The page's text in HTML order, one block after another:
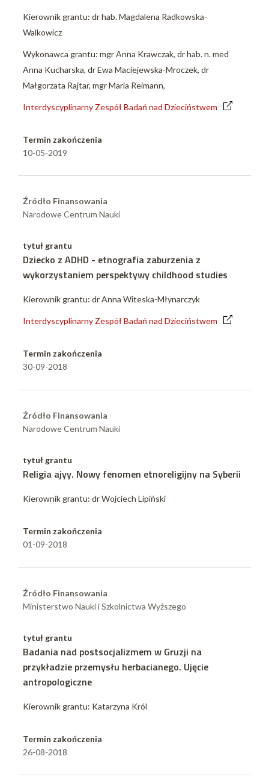
Kierownik grantu: dr hab. Magdalena Radkowska-
Walkowicz
Wykonawca grantu: mgr Anna Krawczak, dr hab. n. med
Anna Kucharska, dr Ewa Maciejewska-Mroczek, dr
Małgorzata Rajtar, mgr Maria Reimann,
Interdyscyplinarny Zespół Badań nad Dzieciństwem
Termin zakończenia
10-05-2019
Źródło Finansowania
Narodowe Centrum Nauki
tytuł grantu
Dziecko z ADHD - etnografia zaburzenia z
wykorzystaniem perspektywy childhood studies
Kierownik grantu: dr Anna Witeska-Młynarczyk
Interdyscyplinarny Zespół Badań nad Dzieciństwem
Termin zakończenia
30-09-2018
Źródło Finansowania
Narodowe Centrum Nauki
tytuł grantu
Religia ajyy. Nowy fenomen etnoreligijny na Syberii
Kierownik grantu: dr Wojciech Lipiński
Termin zakończenia
01-09-2018
Źródło Finansowania
Ministerstwo Nauki i Szkolnictwa Wyższego
tytuł grantu
Badania nad postsocjalizmem w Gruzji na
przykładzie przemysłu herbacianego. Ujęcie
antropologiczne
Kierownik grantu: Katarzyna Król
Termin zakończenia
26-08-2018